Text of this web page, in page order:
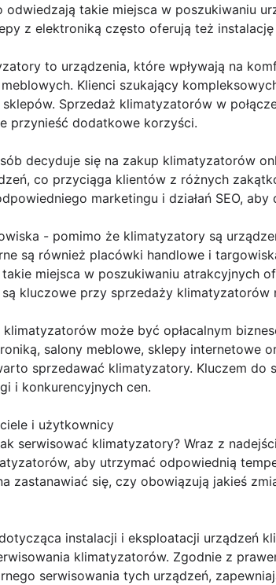
odwiedzają takie miejsca w poszukiwaniu
z elektroniką często oferują też
to urządzenia, które wpływają na
Klienci szukający
Sprzedaż klimatyzatorów w
przynieść dodatkowe korzyści.
decyduje się na zakup klimatyzatorów
co przyciąga klientów z różnych
marketingu i działań SEO,
- pomimo że klimatyzatory są
są również placówki handlowe i
miejsca w poszukiwaniu atrakcyjnych
kluczowe przy sprzedaży klimatyzatorów
może być opłacalnym
salony meblowe, sklepy internetowe
sprzedawać klimatyzatory. Kluczem do
i konkurencyjnych cen.
i użytkownicy
serwisować klimatyzatory? Wraz z
aby utrzymać odpowiednią
zastanawiać się, czy obowiązują jakieś
instalacji i eksploatacji urządzeń
klimatyzatorów. Zgodnie z
serwisowania tych urządzeń,